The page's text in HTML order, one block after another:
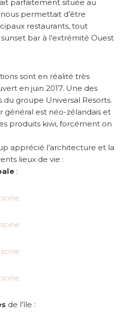
parfaitement située au
permettait d’être
restaurants, tout
bar à l’extrémité Ouest
sont en réalité très
en juin 2017. Une des
groupe Universal Resorts.
général est néo-zélandais et
produits kiwi, forcément on
apprécié l’architecture et la
lieux de vie :
:
de l’île :